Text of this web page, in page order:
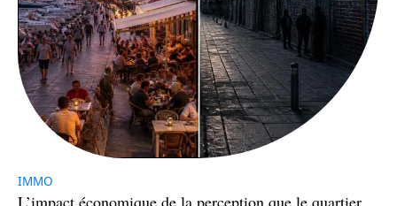
IMMO
L’impact économique de la perception que le quartier